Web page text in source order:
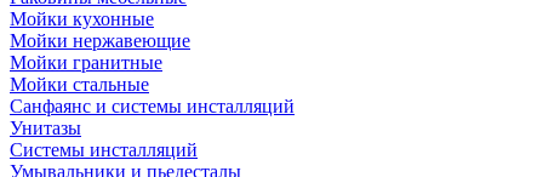
Мойки кухонные
Мойки нержавеющие
Мойки гранитные
Мойки стальные
Санфаянс и системы инсталляций
Унитазы
Системы инсталляций
Умывальники и пьедесталы